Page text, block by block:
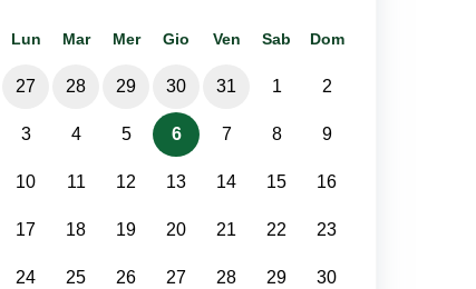
Lun Mar Mer Gio Ven Sab Dom
27 28 29 30 31 1 2
3 4 5 6 7 8 9
10 11 12 13 14 15 16
17 18 19 20 21 22 23
24 25 26 27 28 29 30